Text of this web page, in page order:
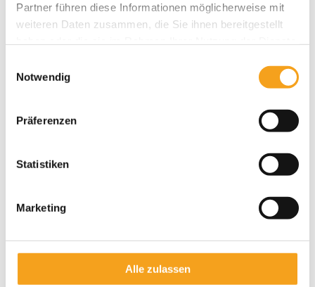
Partner führen diese Informationen möglicherweise mit
weiteren Daten zusammen, die Sie ihnen bereitgestellt
Notwendig
Präferenzen
Statistiken
Marketing
Alle zulassen